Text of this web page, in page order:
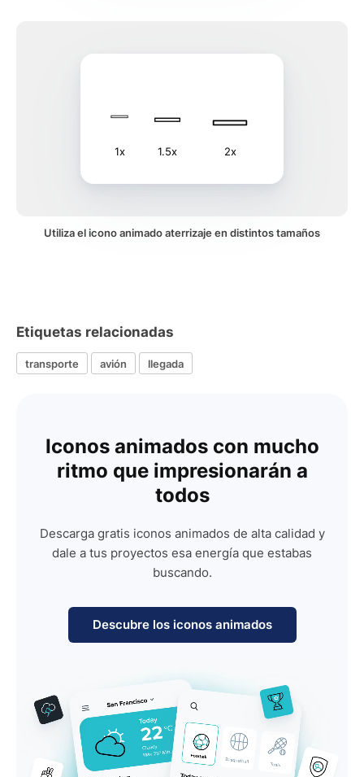
1x 1.5x 2x
Utiliza el icono animado aterrizaje en distintos tamaños
Etiquetas relacionadas
transporte avión llegada
Iconos animados con mucho
ritmo que impresionarán a
todos
Descarga gratis iconos animados de alta calidad y
dale a tus proyectos esa energía que estabas
buscando.
Descubre los iconos animados